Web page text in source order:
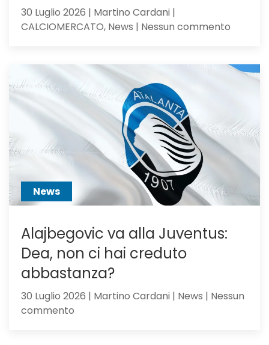
30 Luglio 2026 | Martino Cardani |
CALCIOMERCATO, News | Nessun commento
voci
pilastro
Sarri
News
Alajbegovic va alla Juventus:
Dea, non ci hai creduto
abbastanza?
30 Luglio 2026 | Martino Cardani | News | Nessun
commento